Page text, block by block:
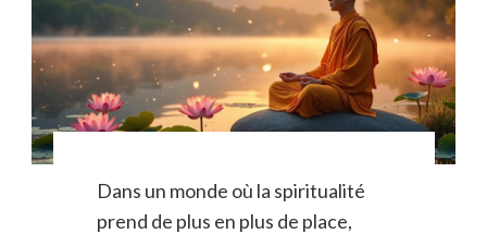
Dans un monde où la spiritualité
prend de plus en plus de place,